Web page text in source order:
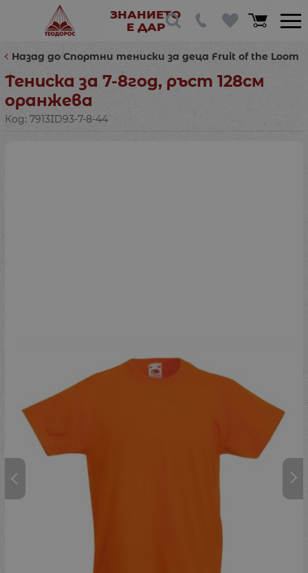
ЗНАНИЕТО
Е ДАР
Назад до Спортни тениски за деца Fruit of the Loom
Тениска за 7-8год, ръст 128см
оранжева
Код: 7913ID93-7-8-44